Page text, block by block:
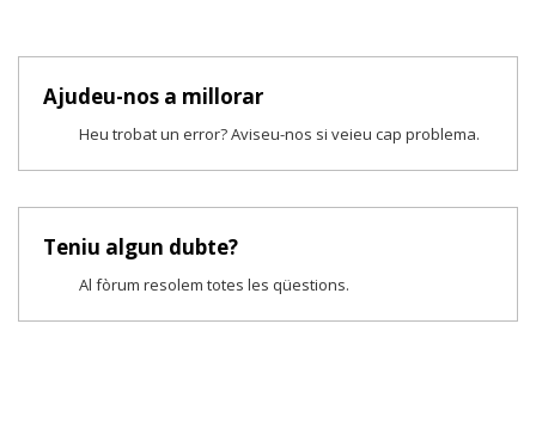
Ajudeu-nos a millorar
Heu trobat un error? Aviseu-nos si veieu cap problema.
Teniu algun dubte?
Al fòrum resolem totes les qüestions.